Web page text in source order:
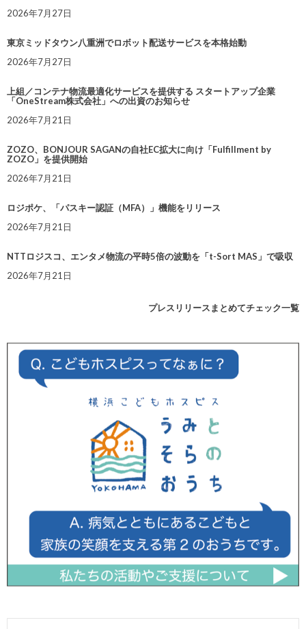
2026年7月27日
東京ミッドタウン八重洲でロボット配送サービスを本格始動
2026年7月27日
上組／コンテナ物流最適化サービスを提供する スタートアップ企業
「OneStream株式会社」への出資のお知らせ
2026年7月21日
ZOZO、BONJOUR SAGANの自社EC拡大に向け「Fulfillment by
ZOZO」を提供開始
2026年7月21日
ロジポケ、「パスキー認証（MFA）」機能をリリース
2026年7月21日
NTTロジスコ、エンタメ物流の平時5倍の波動を「t-Sort MAS」で吸収
2026年7月21日
プレスリリースまとめてチェック一覧